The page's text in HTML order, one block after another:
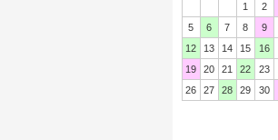
1
2
5
6 7 8 9
12
13 14 15 16
19
20 21 22 23
26
27 28 29 30